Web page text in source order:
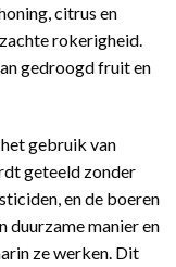
citrus en
rokerigheid.
gedroogd fruit en
gebruik van
geteeld zonder
en de boeren
duurzame manier en
ze werken. Dit